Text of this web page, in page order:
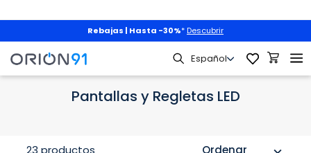
Rebajas | Hasta -30%* Descubrir
Hogar Iluminación Pantallas y Regletas LED
Pantallas y Regletas LED
Ordenar
23 productos